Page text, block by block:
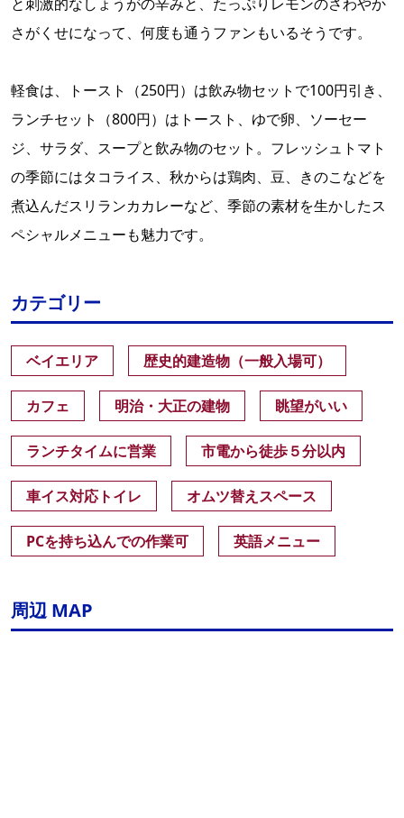
さがくせになって、何度も通うファンもいるそうです。
軽食は、トースト（250円）は飲み物セットで100円引き、
ランチセット（800円）はトースト、ゆで卵、ソーセー
ジ、サラダ、スープと飲み物のセット。フレッシュトマト
の季節にはタコライス、秋からは鶏肉、豆、きのこなどを
煮込んだスリランカカレーなど、季節の素材を生かしたス
ペシャルメニューも魅力です。
カテゴリー
ベイエリア 歴史的建造物（一般入場可）
カフェ 明治・大正の建物 眺望がいい
ランチタイムに営業 市電から徒歩５分以内
車イス対応トイレ オムツ替えスペース
PCを持ち込んでの作業可 英語メニュー
周辺 MAP